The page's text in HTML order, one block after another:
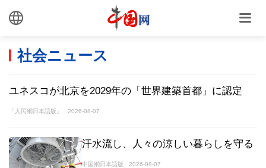
社会ニュース
ユネスコが北京を2029年の「世界建築首都」に認定
「人民網日本語版」 2026-08-07
汗水流し、人々の涼しい暮らしを守る
中国網日本語版 2026-08-07